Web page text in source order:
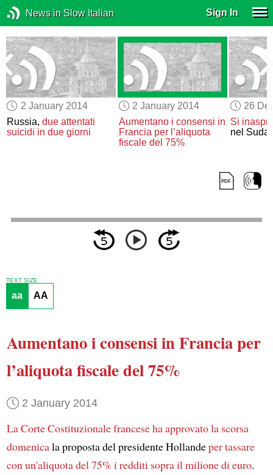
News in Slow Italian Sign In
2 January 2014
Russia,due attentati
suicidi in due giorni
2 January 2014
Aumentano i consensi in
Francia per l’aliquota
fiscale del 75%
26
Si
nel
TEXT SIZE
aa AA
Aumentano i consensi in Franciaper
l’aliquota fiscale del 75%
2 January 2014
La Corte Costituzionale franceseha approvatola scorsa
domenicala proposta del presidente Hollandeper tassare
con un'aliquota del 75% i redditi sopra il milione di euro.